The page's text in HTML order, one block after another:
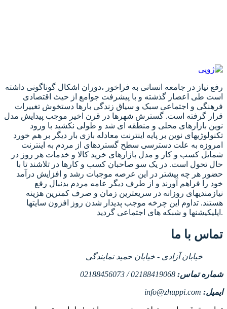
رفع نیاز در جامعه انسانی به فراخور ،دوران اشکال گوناگونی داشته
است طی اعصار گذشته و با پیشرفت جوامع از حیث اقتصادی
فرهنگی و اجتماعی سبک و سیاق زندگی بارها دستخوش تغییرات
قرار گرفته است. گسترش شهرها در قرن اخیر موجب پیدایش مدل
نوین بازارهای محلی و منطقه ای شد و طولی نکشید با ورود
تکنولوژیهای نوین بر پایه اینترنت معادله بازی بار دیگر بر هم خورد
امروزه به علت دسترسی سطح گستردهای از مردم به اینترنت
شمایل کسب و کار و مدل بازارهای خرید کالا و خدمات هر روز در
حال تحول است. در یک سو صاحبان کسب و کارها در تلاشند تا با
حضور هر چه بیشتر در این عرصه موجبات رشد و افزایش درآمد
خود را فراهم آورند و از طرف دیگر عامه مردم بدنبال رفع
نیازمندیهای روزانه در سریعترین زمان و صرف کمترین هزینه
هستند. تداوم این چرخه موجب پدیدار شدن روز افزون سایتها
تماس با ما
خیابان آزادی - خیابان حمید نمایندگی
شماره تماس: 02188419068 / 02188456073
ایمیل: info@zhuppi.com